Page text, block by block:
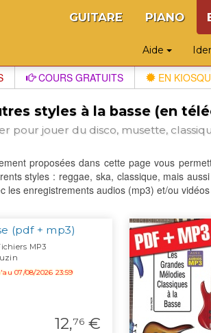
GUITARE PIANO
Aide
COURS GRATUITS EN
styles à la basse (en
pour jouer du disco, musette,
proposées dans cette page vous
styles : reggae, ska, classique, mais
les enregistrements audios (mp3) et/ou
(pdf + mp3)
MP3
07/08/2026 23:59
12,76 €